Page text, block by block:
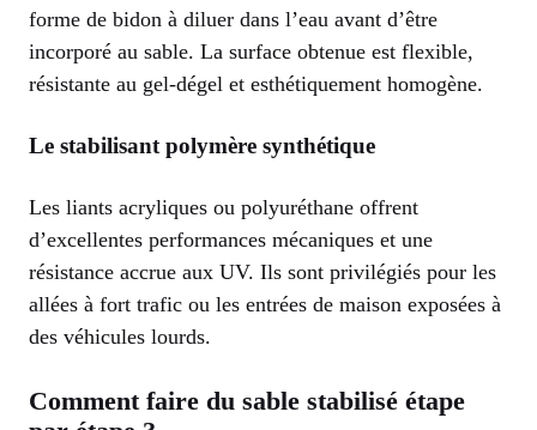
forme de bidon à diluer dans l’eau avant d’être
incorporé au sable. La surface obtenue est flexible,
résistante au gel-dégel et esthétiquement homogène.
Le stabilisant polymère synthétique
Les liants acryliques ou polyuréthane offrent
d’excellentes performances mécaniques et une
résistance accrue aux UV. Ils sont privilégiés pour les
allées à fort trafic ou les entrées de maison exposées à
des véhicules lourds.
Comment faire du sable stabilisé étape